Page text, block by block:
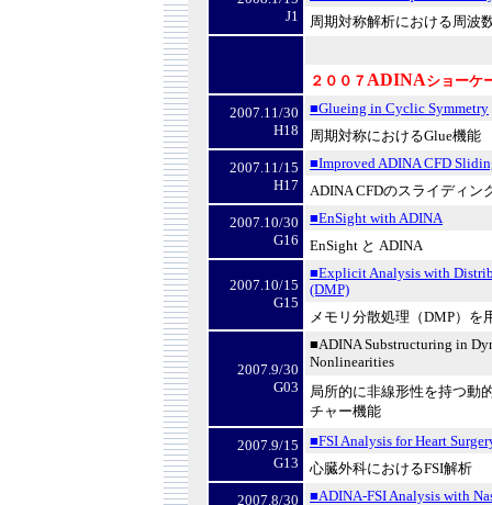
J1
周期対称解析における周波
２００７ ADINAショーケ
2007.11/30
H18
■Glueing in Cyclic Symmetry
周期対称におけるGlue機能
2007.11/15
H17
■Improved ADINA CFD
ADINA CFDのスライディン
2007.10/30
G16
■EnSight with ADINA
EnSight と ADINA
2007.10/15
G15
■Explicit Analysis with
(DMP)
メモリ分散処理（DMP）を
2007.9/30
G03
■ADINA Substructuring in
Nonlinearities
局所的に非線形性を持つ動
チャー機能
2007.9/15
G13
■FSI Analysis for Heart
心臓外科におけるFSI解析
2007.8/30
■ADINA-FSI Analysis with